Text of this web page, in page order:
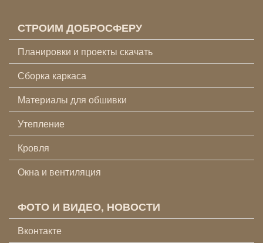
СТРОИМ ДОБРОСФЕРУ
Планировки и проекты скачать
Сборка каркаса
Материалы для обшивки
Утепление
Кровля
Окна и вентиляция
ФОТО И ВИДЕО, НОВОСТИ
Вконтакте